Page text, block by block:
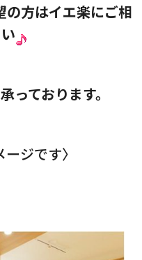
の方はイエ楽にご相
っております。
ジです〉